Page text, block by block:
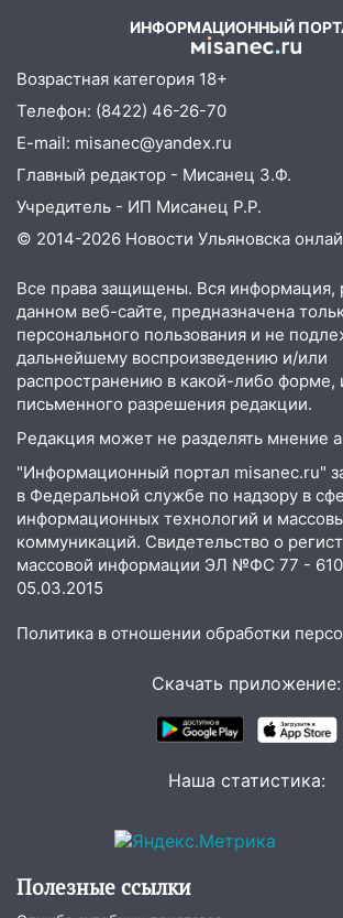
09:28
Дети на дорогах:
велосипедисты,
пешеходы. Обзор крупных
Ульяновской области
08:30 Поджог со свечой, 16
домов и выстрел за водку
07:50 Какая погоды будет
06:45 Императорский мост в
Ульяновске останется
утра 10 августа
05:18 Судьба готовит
деньгами, а кого ждет
встреча
04:47 В Ульяновской области
ракетную опасность: звучат
07.08.2026
купить тракторы с
В следственном
состоялось торжественное
мероприятие, приуроченное к
празднованию Дня
следствия Российской
Ульяновцев приглашают
поддержать «Симбирскую
на фестивале «ФормАРТ»
ИНФОРМАЦИОННЫЙ
Возрастная категория 18+
Телефон: (8422) 46-26-70
E-mail: misanec@yandex.ru
Главный редактор - Мисанец З.Ф.
Учредитель - ИП Мисанец Р.Р.
© 2014-2026 Новости Ульяновска
Все права защищены. Вся информация,
данном веб-сайте, предназначена
персонального пользования и не
дальнейшему воспроизведению и/или
распространению в какой-либо форме,
письменного разрешения редакции.
Редакция может не разделять мнение
"Информационный портал misanec.ru"
в Федеральной службе по надзору в
информационных технологий и
коммуникаций. Свидетельство о
массовой информации ЭЛ №ФС 77 -
05.03.2015
Политика в отношении обработки
Скачать приложение:
Наша статистика:
Полезные ссылки